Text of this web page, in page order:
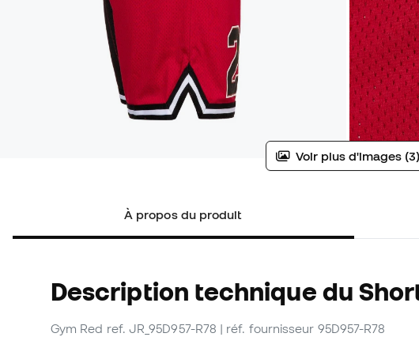
Voir plus d'images (3)
À propos du produit
Description technique du
Gym Red ref. JR_95D957-R78 | réf. fournisseur 95D957-R78